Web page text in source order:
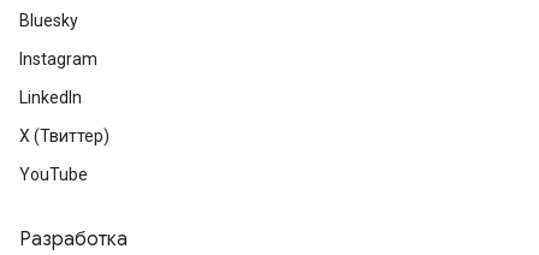
Bluesky
Instagram
LinkedIn
X (Твиттер)
YouTube
Разработка